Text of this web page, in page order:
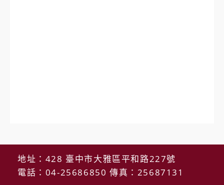
地址：428 臺中市大雅區平和路227號
電話：04-25686850 傳真：25687131